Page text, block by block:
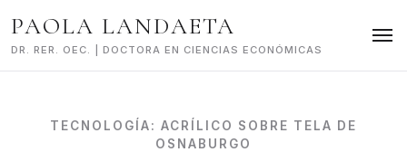
to
content
PAOLA LANDAETA
DR. RER. OEC. | DOCTORA EN CIENCIAS ECONÓMICAS
TECNOLOGÍA: ACRÍLICO SOBRE TELA DE
OSNABURGO